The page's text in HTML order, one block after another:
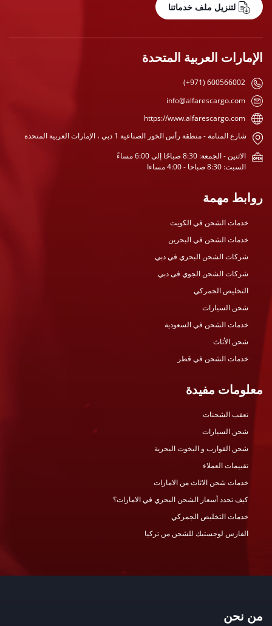
لتنزيل ملف خدماتنا
الإمارات العربية المتحدة
(+971) 600566002
info@alfarescargo.com
https://www.alfarescargo.com
شارع المنامة - منطقة رأس الخور الصناعية 1 دبي ، الإمارات العربية المتحدة
الاثنين - الجمعة: 8:30 صباحًا إلى 6:00 مساءً
السبت: 8:30 صباحا - 4:00 مساءا
روابط مهمة
خدمات الشحن في الكويت
خدمات الشحن في البحرين
شركات الشحن البحري في دبي
شركات الشحن الجوي فى دبي
التخليص الجمركي
شحن السيارات
خدمات الشحن في السعودية
شحن الأثاث
خدمات الشحن في قطر
معلومات مفيدة
تعقب الشحنات
شحن السيارات
شحن القوارب و اليخوت البحرية
تقييمات العملاء
خدمات شحن الاثاث من الامارات
كيف تحدد أسعار الشحن البحري في الامارات؟
خدمات التخليص الجمركي
الفارس لوجستيك للشحن من تركيا
من نحن